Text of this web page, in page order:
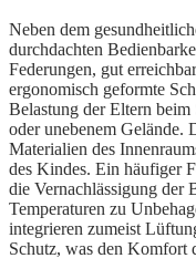
Neben dem
durchdachten
Federungen, gut
ergonomisch geformte
Belastung der Eltern beim
oder unebenem Gelände.
Materialien des
des Kindes. Ein häufiger
die Vernachlässigung der
Temperaturen zu
integrieren zumeist
Schutz, was den Komfort